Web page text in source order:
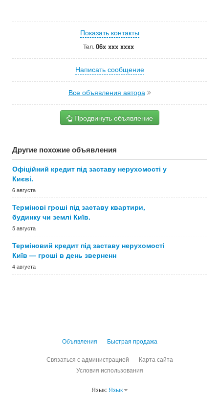
Показать контакты
Тел. 06x xxx xxxx
Написать сообщение
Все объявления автора
Продвинуть объявление
Другие похожие объявления
Офіційний кредит під заставу нерухомості у
Києві.
6 августа
Термінові гроші під заставу квартири,
будинку чи землі Київ.
5 августа
Терміновий кредит під заставу нерухомості
Київ — гроші в день зверненн
4 августа
Объявления Быстрая продажа
Связаться с администрацией
Карта сайта
Условия использования
Язык: Язык